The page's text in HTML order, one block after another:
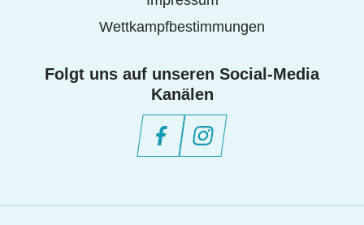
Wettkampfbestimmungen
Folgt uns auf unseren Social-Media
Kanälen